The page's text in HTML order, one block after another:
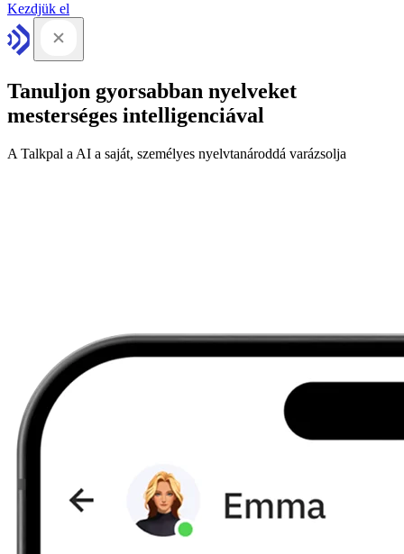
Kezdjük el
Tanuljon gyorsabban nyelveket
mesterséges intelligenciával
A Talkpal a AI a saját, személyes nyelvtanároddá varázsolja